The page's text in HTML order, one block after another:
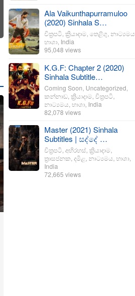
Ala Vaikunthapurramuloo
(2020) Sinhala S…
චිත්‍රපටි ක්‍රියාදාම තෙළිගු නාට්‍යමය
භාශා India
95,048 views
K.G.F: Chapter 2 (2020)
Sinhala Subtitle…
Coming Soon Uncategorized
කන්නාඩ ක්‍රියාදාම චිත්‍රපටි
නාට්‍යමය භාශා India
82,078 views
Master (2021) Sinhala
Subtitles | සද්දේ …
චිත්‍රපටි අභිරහස් ක්‍රියාදාම
ත්‍රාසජනක දමිළ නාට්‍යමය භාශා
India
72,665 views